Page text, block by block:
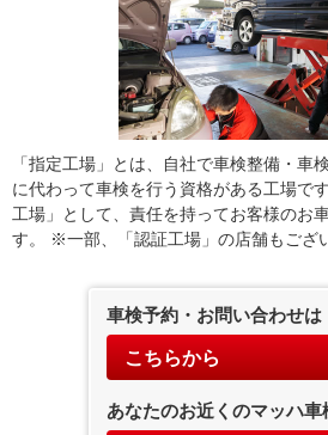
「指定工場」とは、自社で車検整備・車
に代わって車検を行う資格がある工場で
工場」として、責任を持ってお客様のお
す。 ※一部、「認証工場」の店舗もござ
車検予約・お問い合わせは
こちらから
あなたのお近くのマッハ車